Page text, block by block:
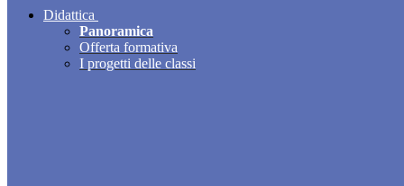
Didattica
Panoramica
Offerta formativa
I progetti delle classi